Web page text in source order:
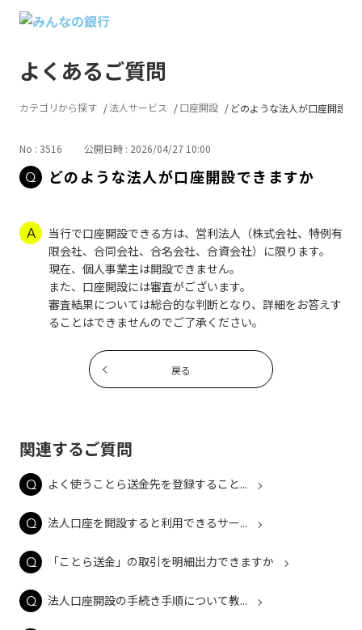
よくあるご質問
カテゴリから探す 法人サービス 口座開設 どのような法人が口座開設で
No : 3516 公開日時 : 2026/04/27 10:00
どのような法人が口座開設できますか
当行で口座開設できる方は、営利法人（株式会社、特例有
限会社、合同会社、合名会社、合資会社）に限ります。
現在、個人事業主は開設できません。
また、口座開設には審査がございます。
審査結果については総合的な判断となり、詳細をお答えす
ることはできませんのでご了承ください。
戻る
関連するご質問
よく使うことら送金先を登録すること...
法人口座を開設すると利用できるサー...
「ことら送金」の取引を明細出力できますか
法人口座開設の手続き手順について教...